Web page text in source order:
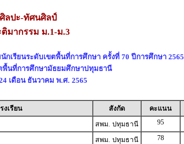
ลปะ-ทัศนศิลป์
มากรรม ม.1-ม.3
กเรียนระดับเขตพื้นที่การศึกษา ครั้งที่ 70 ปีการศึกษา 2565
พื้นที่การศึกษามัธยมศึกษาปทุมธานี
เดือน ธันวาคม พ.ศ. 2565
รงเรียน สังกัด คะแนน
สพม. ปทุมธานี 95
สพม. ปทุมธานี 78